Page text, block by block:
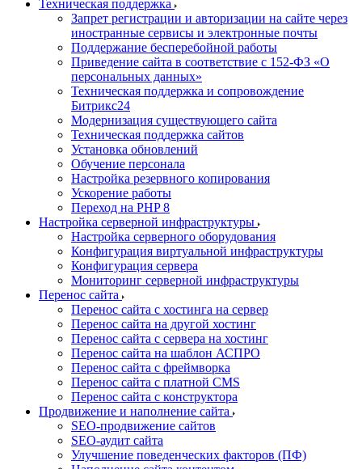
Техническая поддержка
Запрет регистрации и авторизации на сайте через
иностранные сервисы и электронные почты
Поддержание бесперебойной работы
Приведение сайта в соответствие с 152-ФЗ «О
персональных данных»
Техническая поддержка и сопровождение
Битрикс24
Модернизация существующего сайта
Техническая поддержка сайтов
Установка обновлений
Обучение персонала
Настройка резервного копирования
Ускорение работы
Переход на PHP 8
Настройка серверной инфраструктуры
Настройка серверного оборудования
Конфигурация виртуальной инфраструктуры
Конфигурация сервера
Мониторинг серверной инфраструктуры
Перенос сайта
Перенос сайта с хостинга на сервер
Перенос сайта на другой хостинг
Перенос сайта с сервера на хостинг
Перенос сайта на шаблон АСПРО
Перенос сайта с фреймворка
Перенос сайта с платной CMS
Перенос сайта с конструктора
Продвижение и наполнение сайта
SEO-продвижение сайтов
SEO-аудит сайта
Улучшение поведенческих факторов (ПФ)